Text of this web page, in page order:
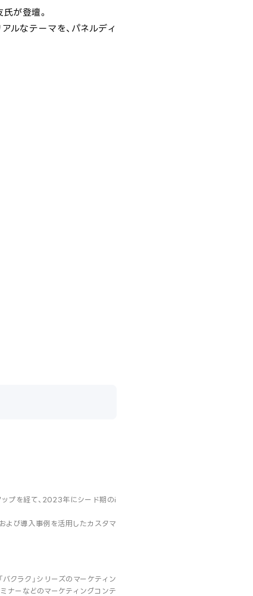
が登壇。
ルなテーマを、パネルディ
プを経て、2023年にシード期のi
よび導入事例を活用したカスタマ
クラク」シリーズのマーケティン
ナーなどのマーケティングコンテ